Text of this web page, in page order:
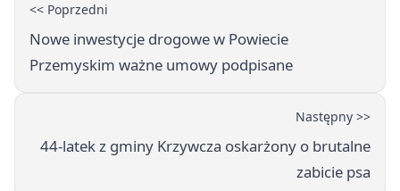
<< Poprzedni
Nowe inwestycje drogowe w Powiecie
Przemyskim ważne umowy podpisane
Następny >>
44-latek z gminy Krzywcza oskarżony o brutalne
zabicie psa